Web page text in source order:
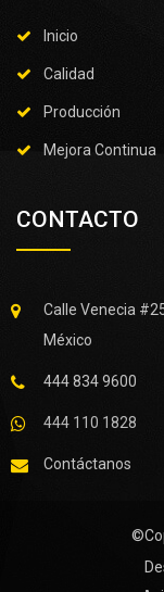
Inicio
Calidad
Producción
Mejora Continua
CONTACTO
Calle Venecia
México
444 834 9600
444 110 1828
Contáctanos